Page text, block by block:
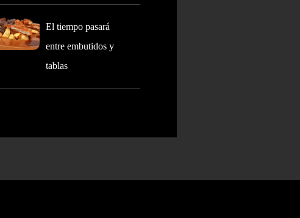
El tiempo pasará
entre embutidos y
tablas